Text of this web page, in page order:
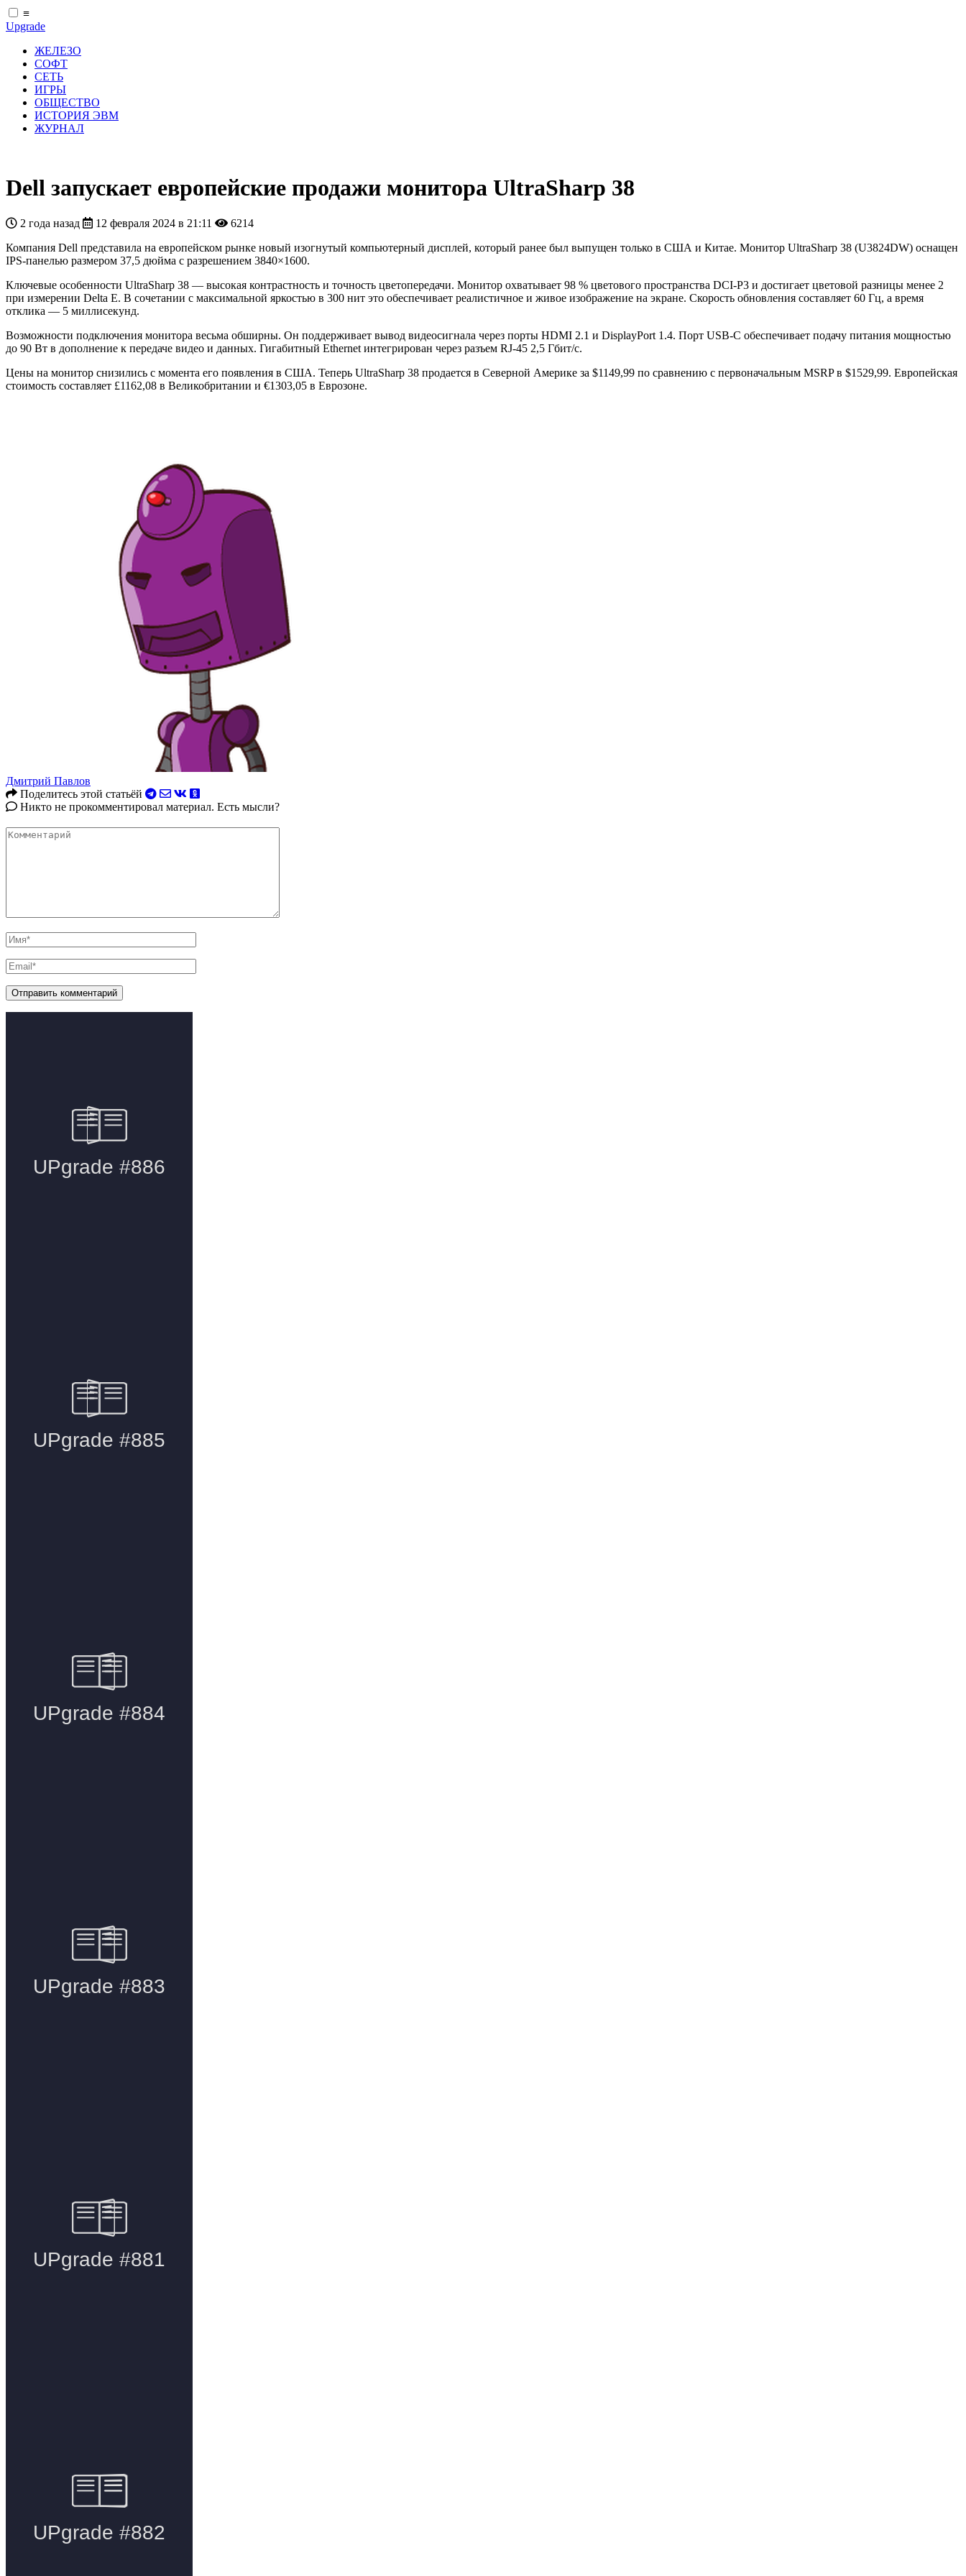
≡
Upgrade
ЖЕЛЕЗО
СОФТ
СЕТЬ
ИГРЫ
ОБЩЕСТВО
ИСТОРИЯ ЭВМ
ЖУРНАЛ
Dell запускает европейские продажи монитора UltraSharp 38
2 года назад 12 февраля 2024 в 21:11
6214
Компания Dell представила на европейском рынке новый изогнутый компьютерный дисплей, который ранее был выпущен только в США и Китае. Монитор UltraSharp 38 (U3824DW) оснащен
IPS-панелью размером 37,5 дюйма с разрешением 3840×1600.
Ключевые особенности UltraSharp 38 — высокая контрастность и точность цветопередачи. Монитор охватывает 98 % цветового пространства DCI-P3 и достигает цветовой разницы менее 2
при измерении Delta E. В сочетании с максимальной яркостью в 300 нит это обеспечивает реалистичное и живое изображение на экране. Скорость обновления составляет 60 Гц, а время
отклика — 5 миллисекунд.
Возможности подключения монитора весьма обширны. Он поддерживает вывод видеосигнала через порты HDMI 2.1 и DisplayPort 1.4. Порт USB-C обеспечивает подачу питания мощностью
до 90 Вт в дополнение к передаче видео и данных. Гигабитный Ethernet интегрирован через разъем RJ-45 2,5 Гбит/с.
Цены на монитор снизились с момента его появления в США. Теперь UltraSharp 38 продается в Северной Америке за $1149,99 по сравнению с первоначальным MSRP в $1529,99. Европейская
стоимость составляет £1162,08 в Великобритании и €1303,05 в Еврозоне.
Дмитрий Павлов
Поделитесь этой статьёй
Никто не прокомментировал материал. Есть мысли?